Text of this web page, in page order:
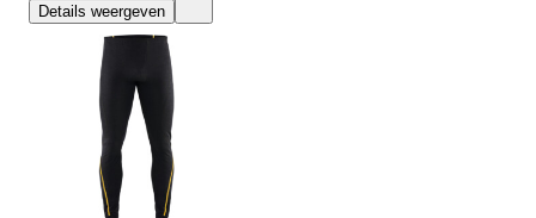
Details weergeven